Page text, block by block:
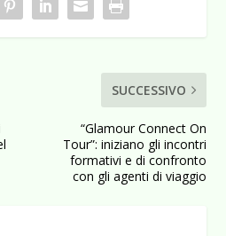
SUCCESSIVO
“Glamour Connect On
Tour”: iniziano gli incontri
formativi e di confronto
con gli agenti di viaggio